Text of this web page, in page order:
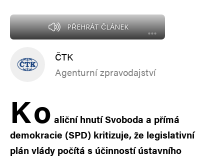
PŘEHRÁT ČLÁNEK
ČTK
Agenturní zpravodajství
Ko aliční hnutí Svoboda a přímá
demokracie (SPD) kritizuje, že legislativní
plán vlády počítá s účinností ústavního